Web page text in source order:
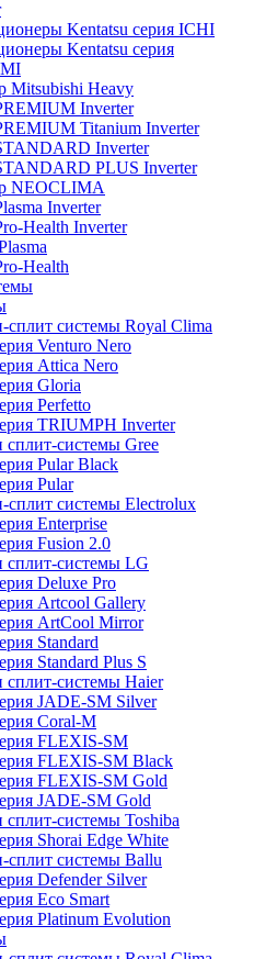
Kentatsu серия ICHI
Kentatsu серия
Mitsubishi Heavy
Inverter
Titanium Inverter
Inverter
PLUS Inverter
NEOCLIMA
Inverter
Health Inverter
Health
сплит системы Royal Clima
Venturo Nero
Attica Nero
Gloria
Perfetto
TRIUMPH Inverter
сплит-системы Gree
Pular Black
Pular
сплит системы Electrolux
Enterprise
Fusion 2.0
сплит-системы LG
Deluxe Pro
Artcool Gallery
ArtCool Mirror
Standard
Standard Plus S
сплит-системы Haier
JADE-SM Silver
Coral-M
FLEXIS-SM
FLEXIS-SM Black
FLEXIS-SM Gold
JADE-SM Gold
сплит-системы Toshiba
Shorai Edge White
сплит системы Ballu
Defender Silver
Eco Smart
Platinum Evolution